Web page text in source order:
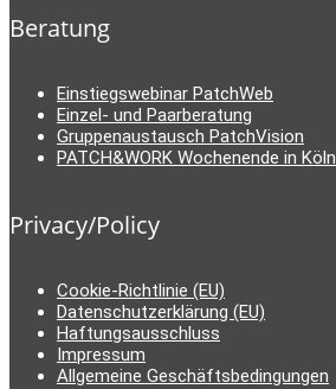
Beratung
Einstiegswebinar PatchWeb
Einzel- und Paarberatung
Gruppenaustausch PatchVision
PATCH&WORK Wochenende in Köln
Privacy/Policy
Cookie-Richtlinie (EU)
Datenschutzerklärung (EU)
Haftungsausschluss
Impressum
Allgemeine Geschäftsbedingungen